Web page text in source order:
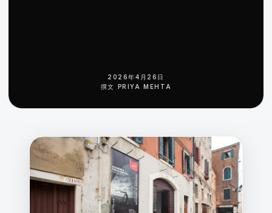
2026年4月26日
撰文 PRIYA MEHTA